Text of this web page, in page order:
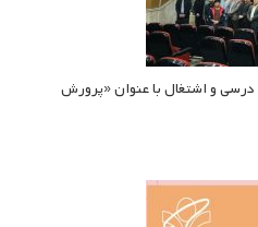
و اشتغال با عنوان «پرورش